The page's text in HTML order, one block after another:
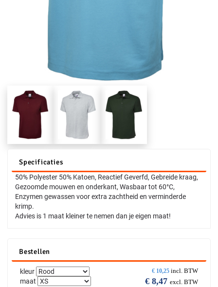
Specificaties
50% Polyester 50% Katoen, Reactief Geverfd, Gebreide kraag,
Gezoomde mouwen en onderkant, Wasbaar tot 60°C,
Enzymen gewassen voor extra zachtheid en verminderde
krimp.
Advies is 1 maat kleiner te nemen dan je eigen maat!
Bestellen
€ 10,25 incl. BTW
€ 8,47 excl. BTW
kleur
maat